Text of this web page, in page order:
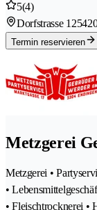
5(4)
Dorfstrasse 12
Termin reservieren
Metzgerei
Metzgerei •
•
• Fleischtrocknerei •